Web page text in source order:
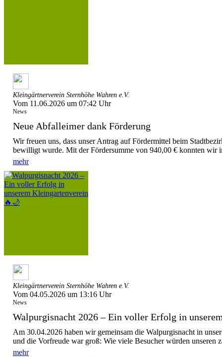
Kleingärtnerverein Sternhöhe Wahren e.V.
Vom 11.06.2026 um 07:42 Uhr
News
Neue Abfalleimer dank Förderung
Wir freuen uns, dass unser Antrag auf Fördermittel beim
bewilligt wurde. Mit der Fördersumme von 940,00 € konnten wir
mehr
Kleingärtnerverein Sternhöhe Wahren e.V.
Vom 04.05.2026 um 13:16 Uhr
News
Walpurgisnacht 2026 – Ein voller Erfolg in
Am 30.04.2026 haben wir gemeinsam die Walpurgisnacht in
und die Vorfreude war groß: Wie viele Besucher würden unseren
mehr